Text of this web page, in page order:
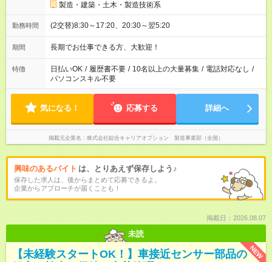
製造・建築・土木・製造技術系
勤務時間 (2交替)8:30～17:20、20:30～翌5:20
期間 長期でお仕事できる方、大歓迎！
特徴 日払いOK / 履歴書不要 / 10名以上の大量募集 / 電話対応なし /
パソコンスキル不要
気になる！ 応募する 詳細へ
掲載元企業名 株式会社綜合キャリアオプション 製造事業部（全国）
興味のあるバイト は、とりあえず保存しよう♪
保存した求人は、後からまとめて応募できるよ。
企業からアプローチが届くことも！
掲載日：2026.08.07
未読
NEW
【未経験スタートOK！】車接近センサー部品の